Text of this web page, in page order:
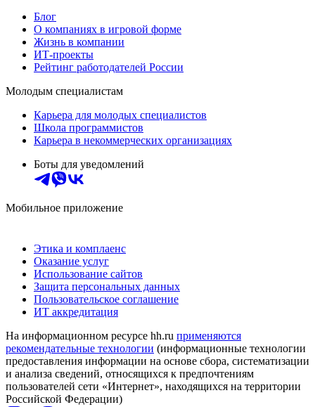
Блог
О компаниях в игровой форме
Жизнь в компании
ИТ-проекты
Рейтинг работодателей России
Молодым специалистам
Карьера для молодых специалистов
Школа программистов
Карьера в некоммерческих организациях
Боты для уведомлений
Мобильное приложение
Этика и комплаенс
Оказание услуг
Использование сайтов
Защита персональных данных
Пользовательское соглашение
ИТ аккредитация
На информационном ресурсе hh.ru применяются
рекомендательные технологии (информационные технологии
предоставления информации на основе сбора, систематизации
и анализа сведений, относящихся к предпочтениям
пользователей сети «Интернет», находящихся на территории
Российской Федерации)